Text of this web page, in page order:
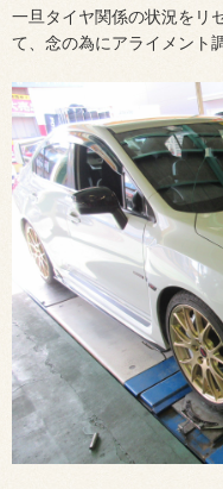
一旦タイヤ関係の状況をリ
て、念の為にアライメント